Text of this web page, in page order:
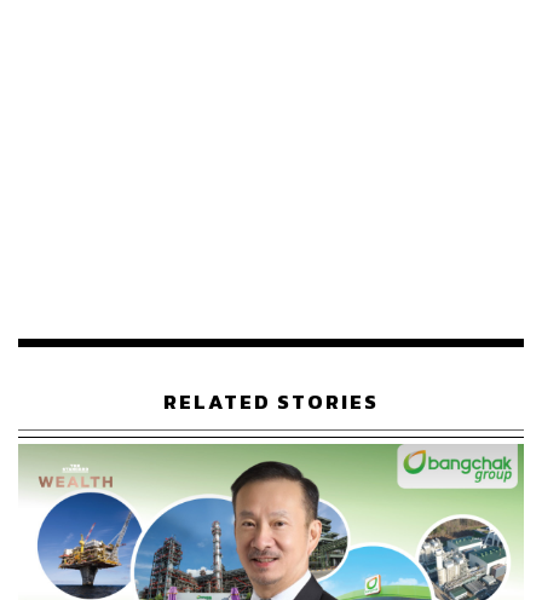
RELATED STORIES